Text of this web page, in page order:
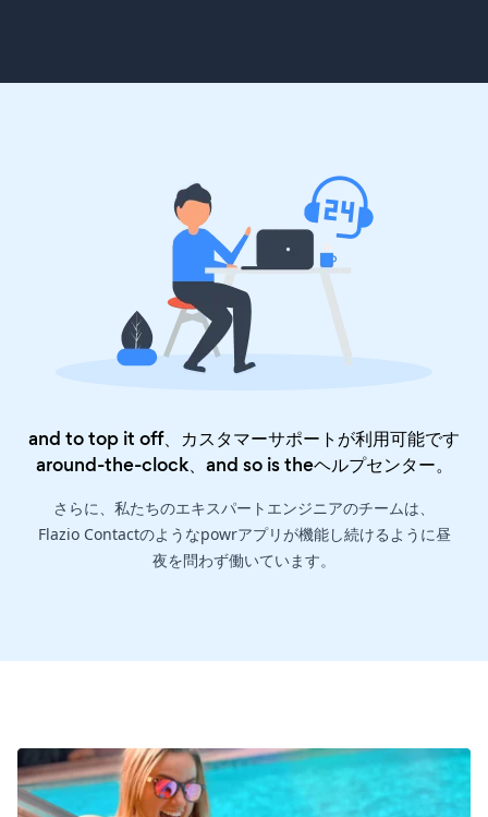
and to top it off、カスタマーサポートが利用可能です
around-the-clock、and so is theヘルプセンター。
さらに、私たちのエキスパートエンジニアのチームは、
Flazio Contactのようなpowrアプリが機能し続けるように昼
夜を問わず働いています。